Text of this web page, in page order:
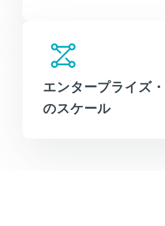
エンタープライズ
のスケール